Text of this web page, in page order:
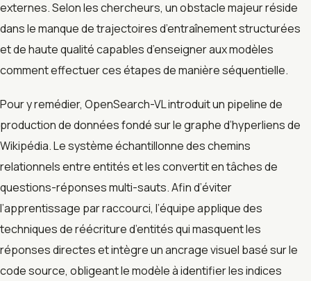
externes. Selon les chercheurs, un obstacle majeur réside
dans le manque de trajectoires d’entraînement structurées
et de haute qualité capables d’enseigner aux modèles
comment effectuer ces étapes de manière séquentielle.
Pour y remédier, OpenSearch-VL introduit un pipeline de
production de données fondé sur le graphe d’hyperliens de
Wikipédia. Le système échantillonne des chemins
relationnels entre entités et les convertit en tâches de
questions-réponses multi-sauts. Afin d’éviter
l’apprentissage par raccourci, l’équipe applique des
techniques de réécriture d’entités qui masquent les
réponses directes et intègre un ancrage visuel basé sur le
code source, obligeant le modèle à identifier les indices